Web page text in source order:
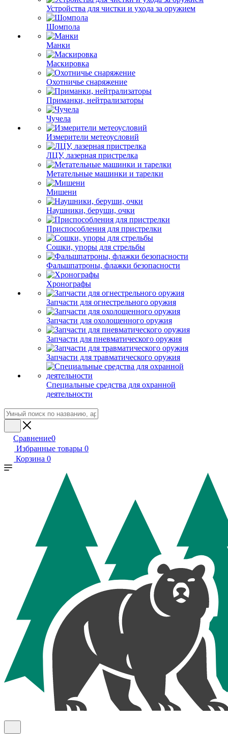
Устройства для чистки и ухода за оружием
Шомпола
Манки
Маскировка
Охотничье снаряжение
Приманки, нейтрализаторы
Чучела
Измерители метеоусловий
ЛЦУ, лазерная пристрелка
Метательные машинки и тарелки
Мишени
Наушники, беруши, очки
Приспособления для пристрелки
Сошки, упоры для стрельбы
Фальшпатроны, флажки безопасности
Хронографы
Запчасти для огнестрельного оружия
Запчасти для охолощенного оружия
Запчасти для пневматического оружия
Запчасти для травматического оружия
Специальные средства для охранной
деятельности
Сравнение0
Избранные товары 0
Корзина 0